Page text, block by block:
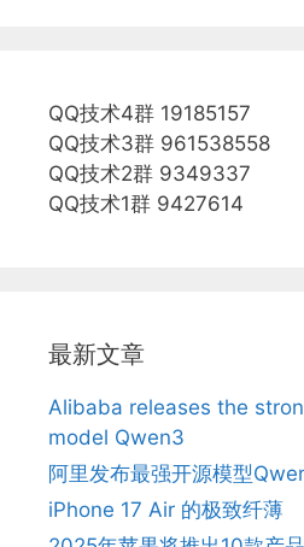
QQ技术4群 19185157
QQ技术3群 961538558
QQ技术2群 9349337
QQ技术1群 9427614
最新文章
Alibaba releases the
model Qwen3
阿里发布最强开源模型
iPhone 17 Air 的极致纤薄